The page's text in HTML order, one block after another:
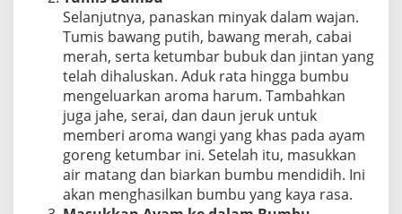
Selanjutnya, panaskan minyak dalam wajan.
Tumis bawang putih, bawang merah, cabai
merah, serta ketumbar bubuk dan jintan yang
telah dihaluskan. Aduk rata hingga bumbu
mengeluarkan aroma harum. Tambahkan
juga jahe, serai, dan daun jeruk untuk
memberi aroma wangi yang khas pada ayam
goreng ketumbar ini. Setelah itu, masukkan
air matang dan biarkan bumbu mendidih. Ini
akan menghasilkan bumbu yang kaya rasa.